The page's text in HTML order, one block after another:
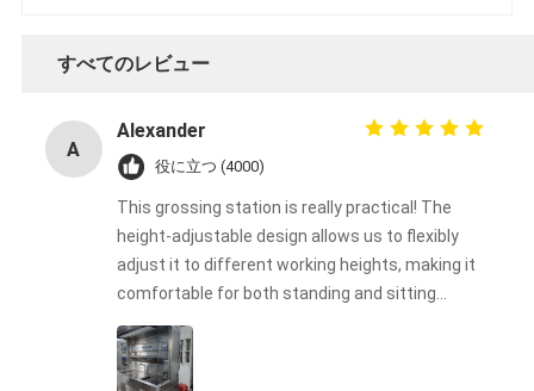
すべてのレビュー
A
Alexander
役に立つ (4000)
This grossing station is really practical! The
height-adjustable design allows us to flexibly
adjust it to different working heights, making it
comfortable for both standing and sitting
operations, greatly reducing operator fatigue.
The tabletop is sturdy and durable, and the
material is easy to clean, making it perfect for